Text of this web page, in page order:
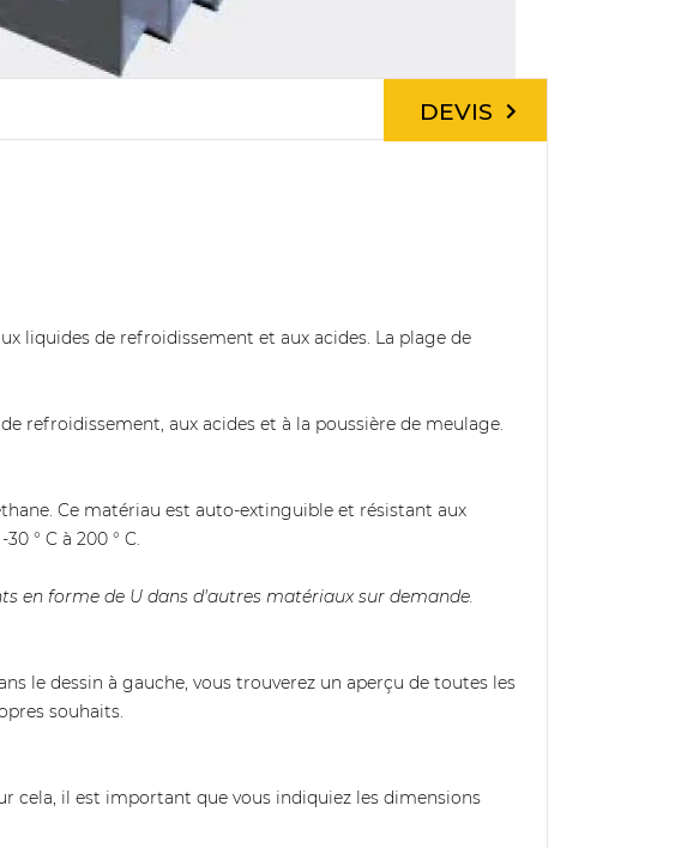
DEVIS
liquides de refroidissement et aux acides. La plage de
refroidissement, aux acides et à la poussière de meulage.
Ce matériau est auto-extinguible et résistant aux
° C à 200 ° C.
en forme de U dans d'autres matériaux sur demande.
le dessin à gauche, vous trouverez un aperçu de toutes les
souhaits.
cela, il est important que vous indiquiez les dimensions